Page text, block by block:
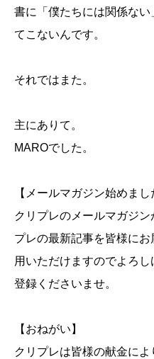
書に「僕たちには関係な
てこないんです。
それではまた。
主にありて。
MAROでした。
【メールマガジン始めまし
クリプレのメールマガジ
プレの最新記事を皆様に
用いただけますのでよろし
登録くださいませ。
【おねがい】
クリプレは皆様の献金に